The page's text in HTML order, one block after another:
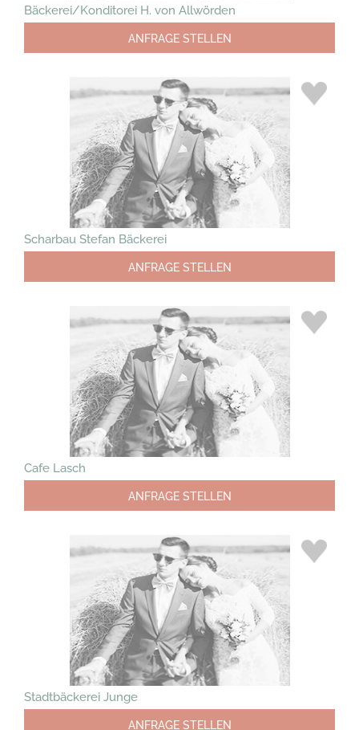
Bäckerei/Konditorei H. von Allwörden
ANFRAGE STELLEN
Scharbau Stefan Bäckerei
ANFRAGE STELLEN
Cafe Lasch
ANFRAGE STELLEN
Stadtbäckerei Junge
ANFRAGE STELLEN